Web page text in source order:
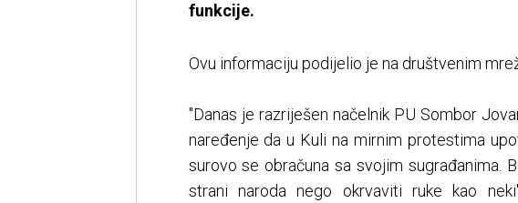
funkcije.
Ovu informaciju podijelio je na društvenim
"Danas je razriješen načelnik PU Sombor
naređenje da u Kuli na mirnim protestima
surovo se obračuna sa svojim sugrađanima.
strani naroda nego okrvaviti ruke kao